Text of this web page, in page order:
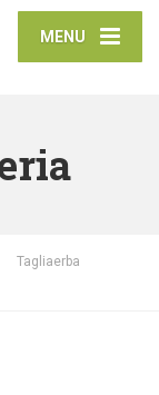
MENU
Tagliaerba